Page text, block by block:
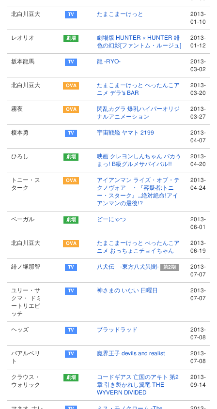
北白川豆大 たまこまーけっと
2013-
01-10
レオリオ
劇場版 HUNTER × HUNTER 緋
色の幻影[ファントム・ルージュ]
2013-
01-12
坂本龍馬 龍 -RYO-
2013-
03-02
北白川豆大
たまこまーけっと ぺったんこア
ニメ デラ's BAR
2013-
03-20
霧夜
閃乱カグラ 爆乳ハイパーオリジ
ナルアニメーション
2013-
03-27
榎本勇 宇宙戦艦 ヤマト 2199
2013-
04-07
ひろし
映画 クレヨンしんちゃん バカう
まっ! B級グルメサバイバル!!
2013-
04-20
トニー・ス
ターク
アイアンマン ライズ・オブ・テ
クノヴォア ・『容疑者:トニ
ー・スターク』…絶対絶命!アイ
アンマンの最後!?
2013-
04-24
ベーガル どーにゃつ
2013-
06-01
北白川豆大
たまこまーけっと ぺったんこア
ニメ おっちょこチョイちゃん
2013-
06-19
緋ノ塚那智 八犬伝 -東方八犬異聞- 第2期
2013-
07-07
ユリー・サ
クマ・ ドミ
ートリエビ
ッチ
神さまの いない 日曜日
2013-
07-07
ヘッズ ブラッドラッド
2013-
07-08
バアルベリ
ト
魔界王子 devils and realist
2013-
07-08
クラウス・
ウォリック
コードギアス 亡国のアキト 第2
章 引き裂かれし翼竜 THE
WYVERN DIVIDED
2013-
09-14